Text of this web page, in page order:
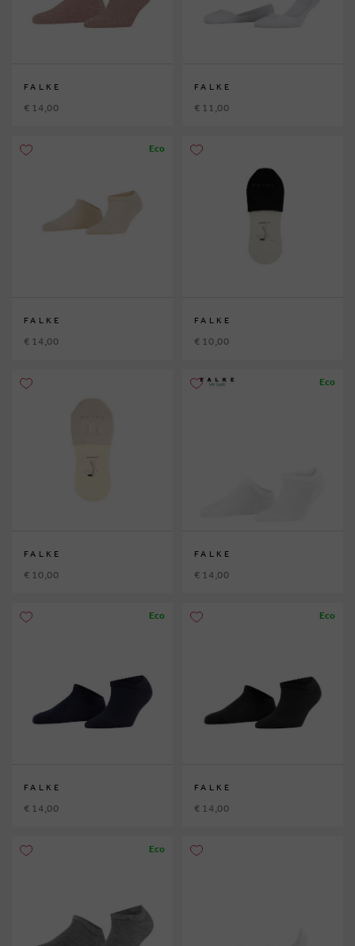
FALKE
€ 14,00
FALKE
€ 11,00
Eco
FALKE
€ 14,00
FALKE
€ 10,00
FALKE
€ 10,00
Eco
FALKE
€ 14,00
Eco
FALKE
€ 14,00
Eco
FALKE
€ 14,00
Eco